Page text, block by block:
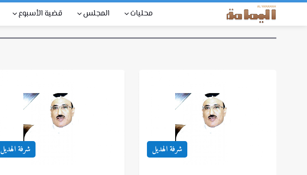
محليات المجلس قضية الأسبوع
شرفة الهديل شرفة الهديل